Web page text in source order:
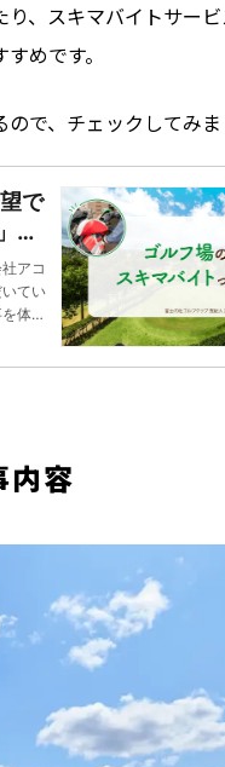
、スキマバイトサー
めです。
で、チェックしてみま
で
タ
アコ
てい
体
ーの
内容